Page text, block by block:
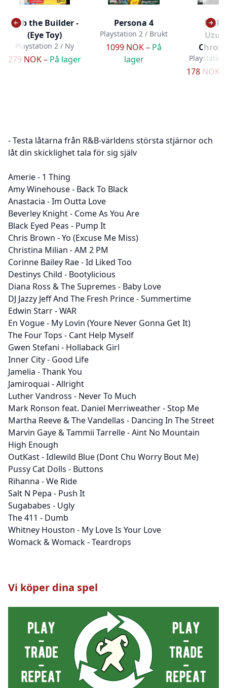
Bob the Builder -
(Eye Toy)
Playstation 2 / Ny
279 NOK – På lager
Persona 4
Playstation 2 / Brukt
1099 NOK – På
lager
178 NOK
- Testa låtarna från R&B-världens största stjärnor och
låt din skicklighet tala för sig själv
Amerie - 1 Thing
Amy Winehouse - Back To Black
Anastacia - Im Outta Love
Beverley Knight - Come As You Are
Black Eyed Peas - Pump It
Chris Brown - Yo (Excuse Me Miss)
Christina Milian - AM 2 PM
Corinne Bailey Rae - Id Liked Too
Destinys Child - Bootylicious
Diana Ross & The Supremes - Baby Love
DJ Jazzy Jeff And The Fresh Prince - Summertime
Edwin Starr - WAR
En Vogue - My Lovin (Youre Never Gonna Get It)
The Four Tops - Cant Help Myself
Gwen Stefani - Hollaback Girl
Inner City - Good Life
Jamelia - Thank You
Jamiroquai - Allright
Luther Vandross - Never To Much
Mark Ronson feat. Daniel Merriweather - Stop Me
Martha Reeve & The Vandellas - Dancing In The Street
Marvin Gaye & Tammii Tarrelle - Aint No Mountain
High Enough
OutKast - Idlewild Blue (Dont Chu Worry Bout Me)
Pussy Cat Dolls - Buttons
Rihanna - We Ride
Salt N Pepa - Push It
Sugababes - Ugly
The 411 - Dumb
Whitney Houston - My Love Is Your Love
Womack & Womack - Teardrops
Vi köper dina spel